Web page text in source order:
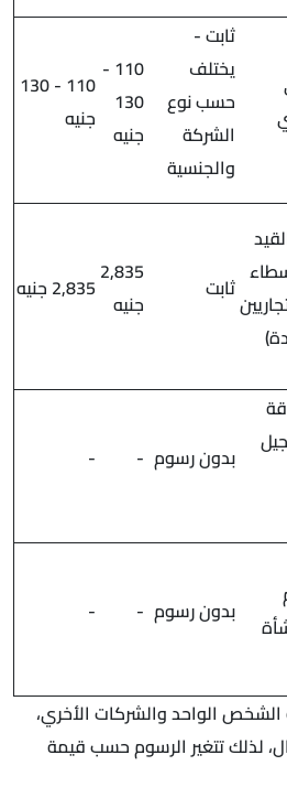
ثابت -
يختلف
حسب نوع
الشركة
والجنسية
110 -
130
جنيه
110 - 130
جنيه
ثابت
2,835
جنيه 2,835 جنيه
بدون رسوم -
-
بدون رسوم -
-
الواحد والشركات الأخري،
لذلك تتغير الرسوم حسب قيمة